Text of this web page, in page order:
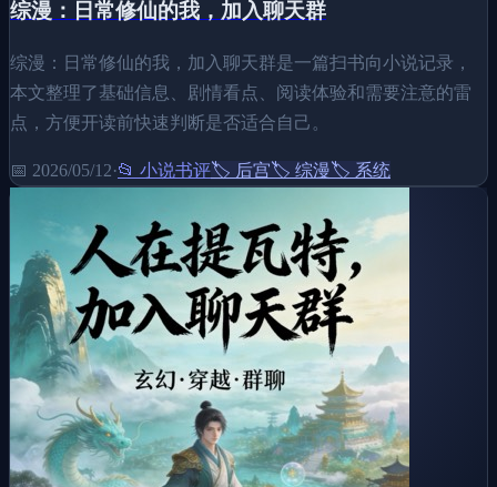
综漫：日常修仙的我，加入聊天群
综漫：日常修仙的我，加入聊天群是一篇扫书向小说记录，
本文整理了基础信息、剧情看点、阅读体验和需要注意的雷
点，方便开读前快速判断是否适合自己。
📅 2026/05/12·📂 小说书评🏷️ 后宫🏷️ 综漫🏷️ 系统